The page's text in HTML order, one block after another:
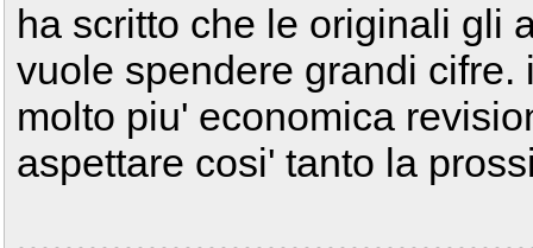
ha scritto che le originali gli
vuole spendere grandi
molto piu' economica
aspettare cosi' tanto la